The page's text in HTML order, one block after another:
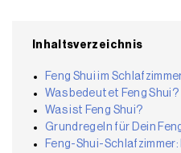
Inhaltsverzeichnis
Feng Shui im
Was bedeutet Feng Shui?
Was ist Feng Shui?
Grundregeln für Dein
Feng-Shui-Schlafzimmer: